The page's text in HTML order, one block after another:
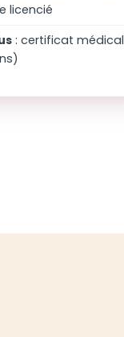
licencié
: certificat médical